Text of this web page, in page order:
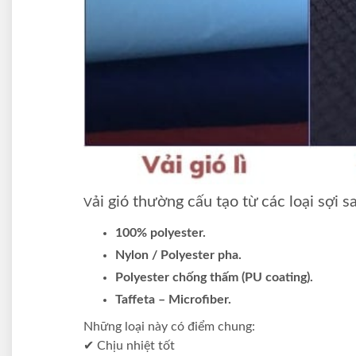
Vải gió thường cấu tạo từ các loại sợi
100% polyester.
Nylon / Polyester pha.
Polyester chống thấm (PU coating).
Taffeta – Microfiber.
Những loại này có điểm chung:
✔ Chịu nhiệt tốt